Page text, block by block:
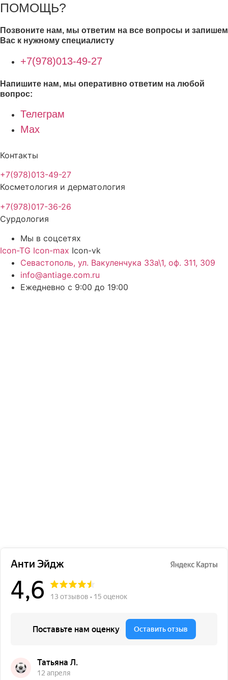
ПОМОЩЬ?
Позвоните нам, мы ответим на все вопросы и запишем
Вас к нужному специалисту
+7(978)013-49-27
Напишите нам, мы оперативно ответим на любой
вопрос:
Телеграм
Max
Контакты
+7(978)013-49-27
Косметология и дерматология
+7(978)017-36-26
Сурдология
Мы в соцсетях
Icon-TG Icon-max Icon-vk
Севастополь, ул. Вакуленчука 33а\1, оф. 311, 309
info@antiage.com.ru
Ежедневно с 9:00 до 19:00